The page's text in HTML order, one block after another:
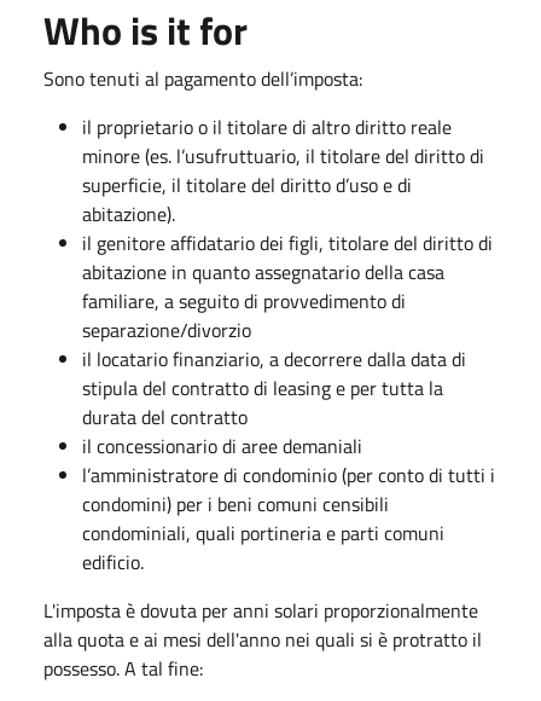
Who is it for
Sono tenuti al pagamento dell’imposta:
il proprietario o il titolare di altro diritto reale
minore (es. l’usufruttuario, il titolare del diritto di
superficie, il titolare del diritto d’uso e di
abitazione).
il genitore affidatario dei figli, titolare del diritto di
abitazione in quanto assegnatario della casa
familiare, a seguito di provvedimento di
separazione/divorzio
il locatario finanziario, a decorrere dalla data di
stipula del contratto di leasing e per tutta la
durata del contratto
il concessionario di aree demaniali
l’amministratore di condominio (per conto di tutti i
condomini) per i beni comuni censibili
condominiali, quali portineria e parti comuni
edificio.
L'imposta è dovuta per anni solari proporzionalmente
alla quota e ai mesi dell'anno nei quali si è protratto il
possesso. A tal fine: